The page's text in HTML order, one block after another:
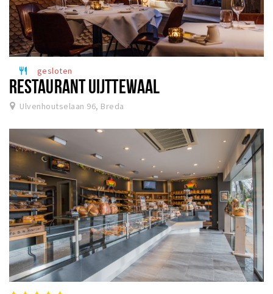
restaurant gesloten
RESTAURANT UIJTTEWAAL
Ulvenhoutselaan 96, Breda